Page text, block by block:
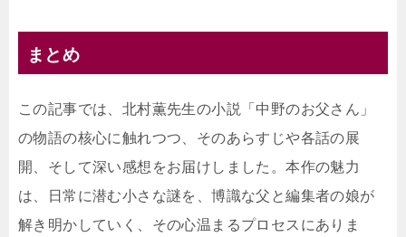
まとめ
この記事では、北村薫先生の小説「中野のお父さん」
の物語の核心に触れつつ、そのあらすじや各話の展
開、そして深い感想をお届けしました。本作の魅力
は、日常に潜む小さな謎を、博識な父と編集者の娘が
解き明かしていく、その心温まるプロセスにありま